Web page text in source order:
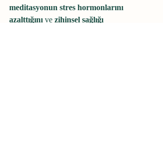
meditasyonun stres hormonlarını
azalttığını ve zihinsel sağlığı